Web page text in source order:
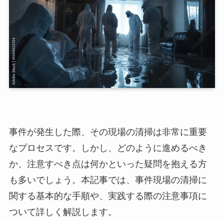
事件が発生した際、その現場の清掃は非常に重要
なプロセスです。しかし、どのように進めるべき
か、注意すべき点は何かといった疑問を抱える方
も多いでしょう。本記事では、事件現場の清掃に
関する基本的な手順や、実践する際の注意事項に
ついて詳しく解説します。